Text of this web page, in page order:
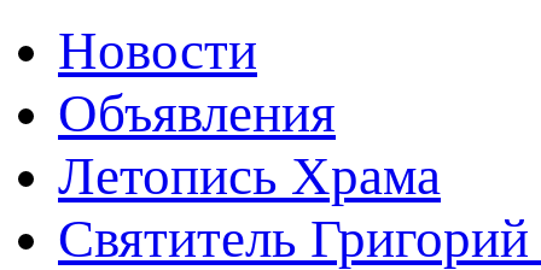
Новости
Объявления
Летопись Храма
Святитель